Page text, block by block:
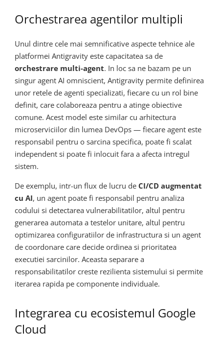
Orchestrarea agentilor multipli
Unul dintre cele mai semnificative aspecte tehnice ale
platformei Antigravity este capacitatea sa de
orchestrare multi-agent. In loc sa ne bazam pe un
singur agent AI omniscient, Antigravity permite definirea
unor retele de agenti specializati, fiecare cu un rol bine
definit, care colaboreaza pentru a atinge obiective
comune. Acest model este similar cu arhitectura
microserviciilor din lumea DevOps — fiecare agent este
responsabil pentru o sarcina specifica, poate fi scalat
independent si poate fi inlocuit fara a afecta intregul
sistem.
De exemplu, intr-un flux de lucru de CI/CD augmentat
cu AI, un agent poate fi responsabil pentru analiza
codului si detectarea vulnerabilitatilor, altul pentru
generarea automata a testelor unitare, altul pentru
optimizarea configuratiilor de infrastructura si un agent
de coordonare care decide ordinea si prioritatea
executiei sarcinilor. Aceasta separare a
responsabilitatilor creste rezilienta sistemului si permite
iterarea rapida pe componente individuale.
Integrarea cu ecosistemul Google
Cloud